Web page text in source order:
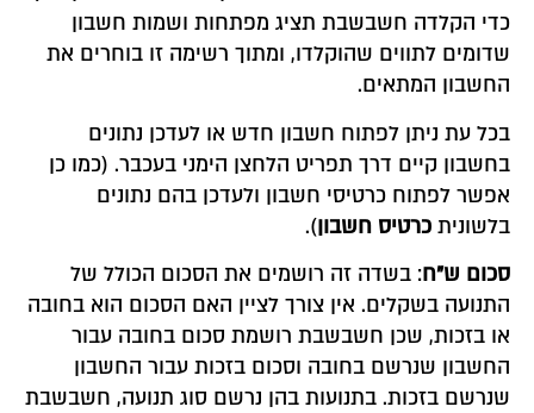
כדי הקלדה חשבשבת תציג מפתחות ושמות חשבון
שדומים לתווים שהוקלדו, ומתוך רשימה זו בוחרים את
החשבון המתאים.
בכל עת ניתן לפתוח חשבון חדש או לעדכן נתונים
בחשבון קיים דרך תפריט הלחצן הימני בעכבר. (כמו כן
אפשר לפתוח כרטיסי חשבון ולעדכן בהם נתונים
בלשונית כרטיס חשבון).
סכום ש"ח: בשדה זה רושמים את הסכום הכולל של
התנועה בשקלים. אין צורך לציין האם הסכום הוא בחובה
או בזכות, שכן חשבשבת רושמת סכום בחובה עבור
החשבון שנרשם בחובה וסכום בזכות עבור החשבון
שנרשם בזכות. בתנועות בהן נרשם סוג תנועה, חשבשבת